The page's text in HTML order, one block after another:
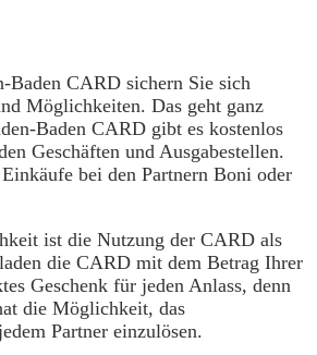
Baden CARD sichern Sie sich
Möglichkeiten. Das geht ganz
Baden CARD gibt es kostenlos
Geschäften und Ausgabestellen.
bei den Partnern Boni oder
ist die Nutzung der CARD als
die CARD mit dem Betrag Ihrer
Geschenk für jeden Anlass, denn
die Möglichkeit, das
Partner einzulösen.